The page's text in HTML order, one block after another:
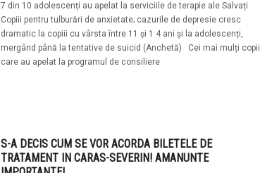
7 din 10 adolescenți au apelat la serviciile de terapie ale Salvați
Copiii pentru tulburări de anxietate; cazurile de depresie cresc
dramatic la copiii cu vârsta între 11 și 1 4 ani și la adolescenți,
mergând până la tentative de suicid (Anchetă) Cei mai mulți copii
care au apelat la programul de consiliere
S-A DECIS CUM SE VOR ACORDA BILETELE DE
TRATAMENT IN CARAS-SEVERIN! AMANUNTE